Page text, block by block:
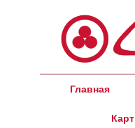
Главная